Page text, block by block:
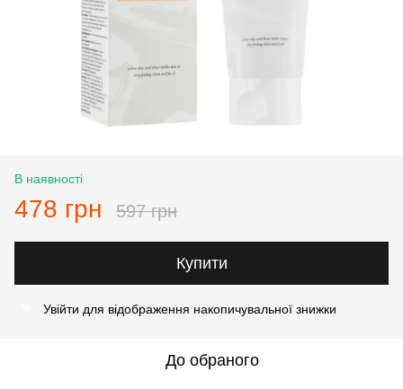
В наявності
478 грн 597 грн
Купити
Увійти для відображення накопичувальної знижки
До обраного